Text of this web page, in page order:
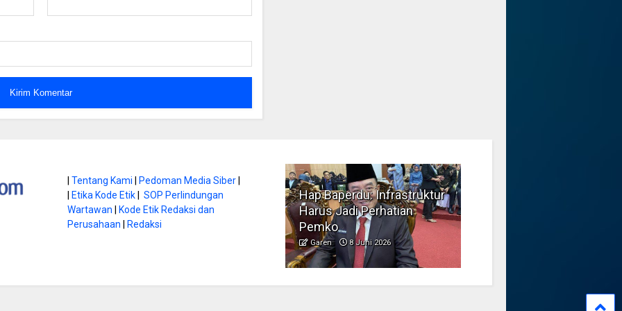
|Tentang Kami Pedoman Media Siber
Etika Kode Etik |SOP Perlindungan
Wartawan
Kode Etik Redaksi dan
Perusahaan
Redaksi
di Gunung
Ini
Literasi Jadi Bekal Utama
Siswa di Era Digital
Hap Baperdu: Infrastruktur
Harus Jadi Perhatian
Pemko
Garen 8 Juni 2026